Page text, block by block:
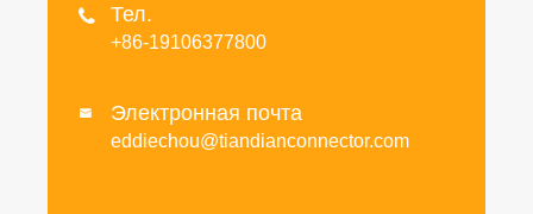
 Тел.
+86-19106377800
 Электронная почта
eddiechou@tiandianconnector.com